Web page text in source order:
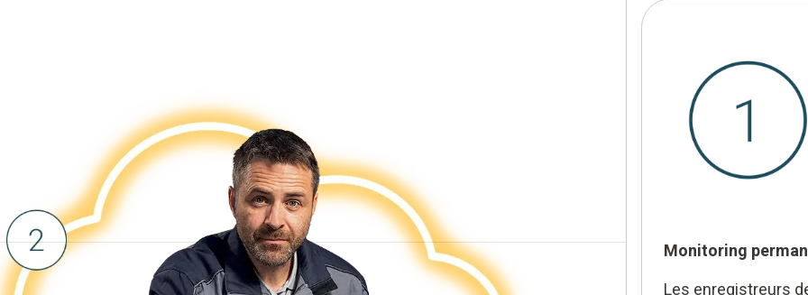
Monitoring
Les enregistreurs